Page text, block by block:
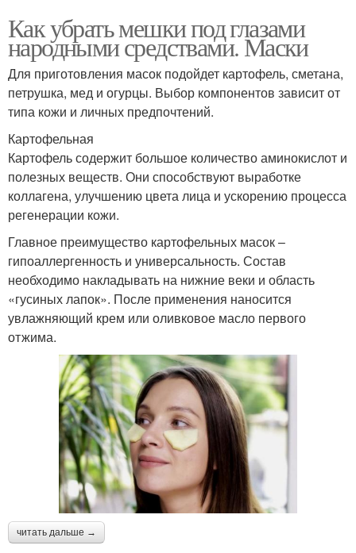
Как убрать мешки под глазами
народными средствами. Маски
Для приготовления масок подойдет картофель, сметана,
петрушка, мед и огурцы. Выбор компонентов зависит от
типа кожи и личных предпочтений.
Картофельная
Картофель содержит большое количество аминокислот и
полезных веществ. Они способствуют выработке
коллагена, улучшению цвета лица и ускорению процесса
регенерации кожи.
Главное преимущество картофельных масок –
гипоаллергенность и универсальность. Состав
необходимо накладывать на нижние веки и область
«гусиных лапок». После применения наносится
увлажняющий крем или оливковое масло первого
отжима.
читать дальше →